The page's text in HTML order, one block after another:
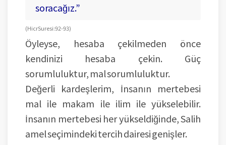
soracağız.”
(Hicr Suresi: 92-93)
Öyleyse, hesaba çekilmeden önce
kendinizi hesaba çekin. Güç
sorumluluktur, mal sorumluluktur.
Değerli kardeşlerim, İnsanın mertebesi
mal ile makam ile ilim ile yükselebilir.
İnsanın mertebesi her yükseldiğinde, Salih
amel seçimindeki tercih dairesi genişler.